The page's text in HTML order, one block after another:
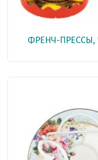
ФРЕНЧ-ПРЕССЫ,